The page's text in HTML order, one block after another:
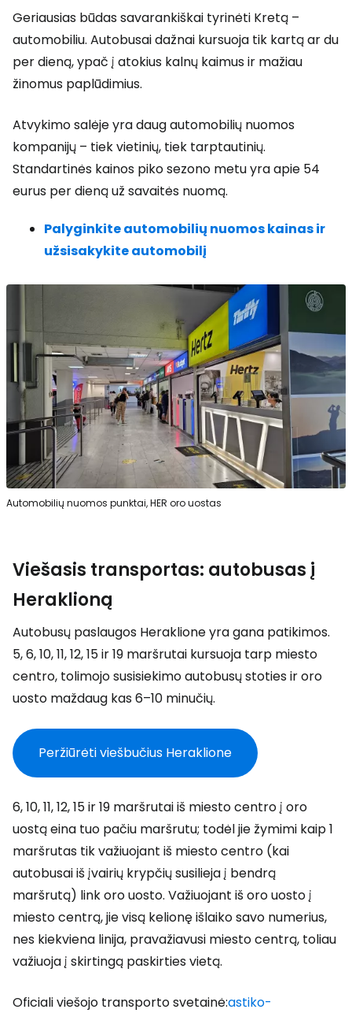
Geriausias būdas savarankiškai tyrinėti Kretą –
automobiliu. Autobusai dažnai kursuoja tik kartą ar du
per dieną, ypač į atokius kalnų kaimus ir mažiau
žinomus paplūdimius.
Atvykimo salėje yra daug automobilių nuomos
kompanijų – tiek vietinių, tiek tarptautinių.
Standartinės kainos piko sezono metu yra apie 54
eurus per dieną už savaitės nuomą.
Palyginkite automobilių nuomos kainas ir
užsisakykite automobilį
Automobilių nuomos punktai, HER oro uostas
Viešasis transportas: autobusas į
Heraklioną
Autobusų paslaugos Heraklione yra gana patikimos.
5, 6, 10, 11, 12, 15 ir 19 maršrutai kursuoja tarp miesto
centro, tolimojo susisiekimo autobusų stoties ir oro
uosto maždaug kas 6–10 minučių.
Peržiūrėti viešbučius Heraklione
6, 10, 11, 12, 15 ir 19 maršrutai iš miesto centro į oro
uostą eina tuo pačiu maršrutu; todėl jie žymimi kaip 1
maršrutas tik važiuojant iš miesto centro (kai
autobusai iš įvairių krypčių susilieja į bendrą
maršrutą) link oro uosto. Važiuojant iš oro uosto į
miesto centrą, jie visą kelionę išlaiko savo numerius,
nes kiekviena linija, pravažiavusi miesto centrą, toliau
važiuoja į skirtingą paskirties vietą.
Oficiali viešojo transporto svetainė:astiko-